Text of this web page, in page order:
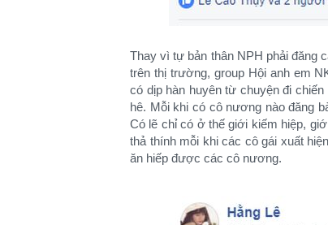
Thay vì tự bản thân NPH phải đăng
trên thị trường, group Hội anh em
có dịp hàn huyên từ chuyện đi
hê. Mỗi khi có cô nương nào đăng
Có lẽ chỉ có ở thế giới kiếm hiệp,
thả thính mỗi khi các cô gái xuất
ăn hiếp được các cô nương.